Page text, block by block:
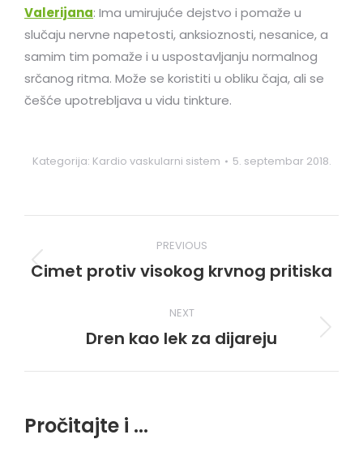
Valerijana: Ima umirujuće dejstvo i pomaže u
slučaju nervne napetosti, anksioznosti, nesanice, a
samim tim pomaže i u uspostavljanju normalnog
srčanog ritma. Može se koristiti u obliku čaja, ali se
češće upotrebljava u vidu tinkture.
Kategorija: Kardio vaskularni sistem 5. septembar 2018.
navigation
PREVIOUS
Previous
Cimet protiv visokog krvnog pritiska
NEXT
Next
Dren kao lek za dijareju
Pročitajte i ...